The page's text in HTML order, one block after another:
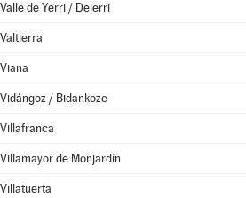
Valle de Yerri / Deierri
Valtierra
Viana
Vidángoz / Bidankoze
Villafranca
Villamayor de Monjardín
Villatuerta